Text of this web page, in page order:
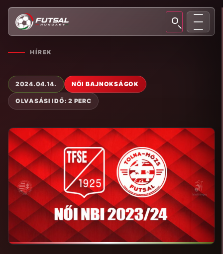
HÍREK
2024.04.14. NŐI BAJNOKSÁGOK
OLVASÁSI IDŐ: 2 PERC